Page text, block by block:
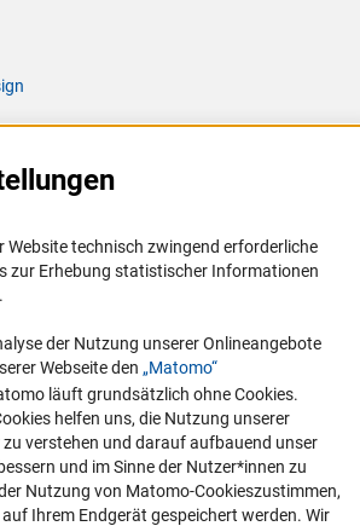
für Menschen mit Behinderungen
aus der DFG direkt in Ihr Mailpostfach oder
online an.
Website technisch zwingend erforderliche
zur Erhebung statistischer Informationen
der Nutzung unserer Onlineangebote
Webseite den „Matomo“
Link)
läuft grundsätzlich ohne Cookies.
helfen uns, die Nutzung unserer
zu verstehen und darauf aufbauend unser
und im Sinne der Nutzer*innen zu
Nutzung von Matomo-Cookieszustimmen,
auf Ihrem Endgerät gespeichert werden. Wir